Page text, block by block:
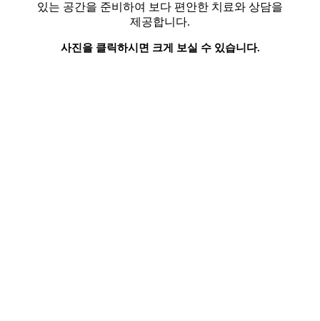
있는 공간을 준비하여 보다 편안한 치료와 상담을
제공합니다.
사진을 클릭하시면 크게 보실 수 있습니다.